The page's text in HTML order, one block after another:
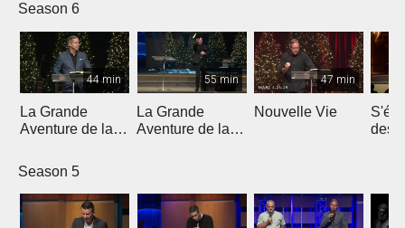
Season 6
44 min
La Grande
Aventure de la
4
55 min
La Grande
Aventure de la
47 min
Nouvelle Vie
Season 5